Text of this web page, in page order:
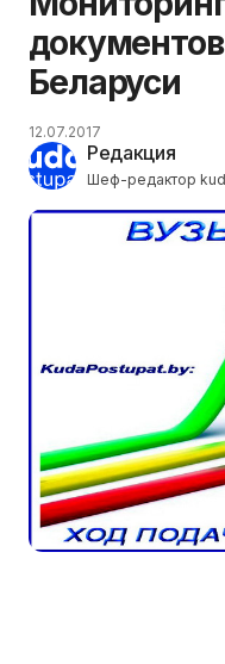
документов
Беларуси
Редакция
Шеф-редактор
12.07.2017